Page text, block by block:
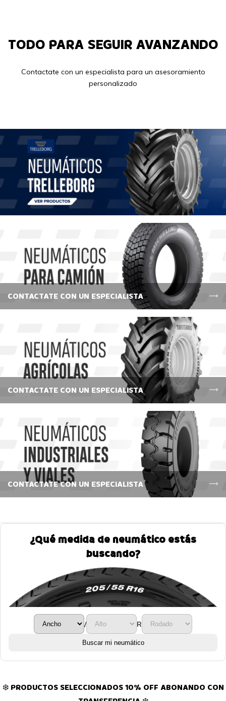
TODO PARA SEGUIR AVANZANDO
Contactate con un especialista para un asesoramiento
personalizado
CONTACTATE CON UN ESPECIALISTA
CONTACTATE CON UN ESPECIALISTA
CONTACTATE CON UN ESPECIALISTA
¿Qué medida de neumático estás
buscando?
/ R
Buscar mi neumático
❄️ PRODUCTOS SELECCIONADOS 10% OFF ABONANDO CON